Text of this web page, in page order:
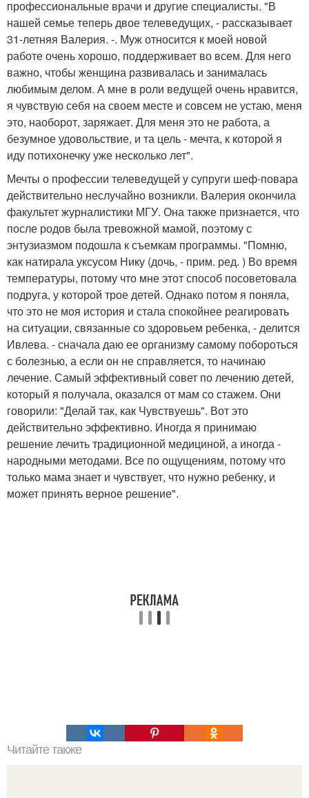
профессиональные врачи и другие специалисты. "В
нашей семье теперь двое телеведущих, - рассказывает
31-летняя Валерия. -. Муж относится к моей новой
работе очень хорошо, поддерживает во всем. Для него
важно, чтобы женщина развивалась и занималась
любимым делом. А мне в роли ведущей очень нравится,
я чувствую себя на своем месте и совсем не устаю, меня
это, наоборот, заряжает. Для меня это не работа, а
безумное удовольствие, и та цель - мечта, к которой я
иду потихонечку уже несколько лет".
Мечты о профессии телеведущей у супруги шеф-повара
действительно неслучайно возникли. Валерия окончила
факультет журналистики МГУ. Она также признается, что
после родов была тревожной мамой, поэтому с
энтузиазмом подошла к съемкам программы. "Помню,
как натирала уксусом Нику (дочь, - прим. ред. ) Во время
температуры, потому что мне этот способ посоветовала
подруга, у которой трое детей. Однако потом я поняла,
что это не моя история и стала спокойнее реагировать
на ситуации, связанные со здоровьем ребенка, - делится
Ивлева. - сначала даю ее организму самому побороться
с болезнью, а если он не справляется, то начинаю
лечение. Самый эффективный совет по лечению детей,
который я получала, оказался от мам со стажем. Они
говорили: "Делай так, как Чувствуешь". Вот это
действительно эффективно. Иногда я принимаю
решение лечить традиционной медициной, а иногда -
народными методами. Все по ощущениям, потому что
только мама знает и чувствует, что нужно ребенку, и
может принять верное решение".
Читайте также